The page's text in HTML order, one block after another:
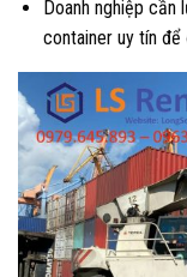
Doanh nghiệp
container uy tín để